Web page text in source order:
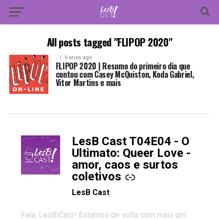
All posts tagged "FLIPOP 2020"
. 6 anos ago
FLIPOP 2020 | Resumo do primeiro dia que
contou com Casey McQuiston, Koda Gabriel,
Vitor Martins e mais
LesB Cast T04E04 - O
Ultimato: Queer Love -
amor, caos e surtos
coletivos
-
LesB Cast
Fala, LesBiCats! Estamos de volta com mais um